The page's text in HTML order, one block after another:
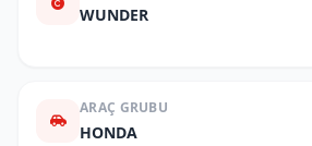
WUNDER
ARAÇ GRUBU
HONDA